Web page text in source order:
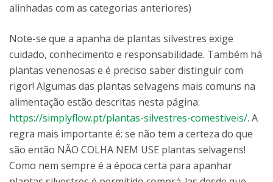
alinhadas com as categorias anteriores)
Note-se que a apanha de plantas silvestres exige
cuidado, conhecimento e responsabilidade. Também há
plantas venenosas e é preciso saber distinguir com
rigor! Algumas das plantas selvagens mais comuns na
alimentação estão descritas nesta página:
https://simplyflow.pt/plantas-silvestres-comestiveis/. A
regra mais importante é: se não tem a certeza do que
são então NÃO COLHA NEM USE plantas selvagens!
Como nem sempre é a época certa para apanhar